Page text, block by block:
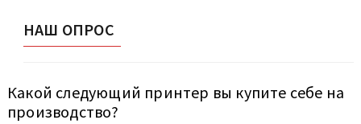
НАШ ОПРОС
Какой следующий принтер вы купите себе на
производство?